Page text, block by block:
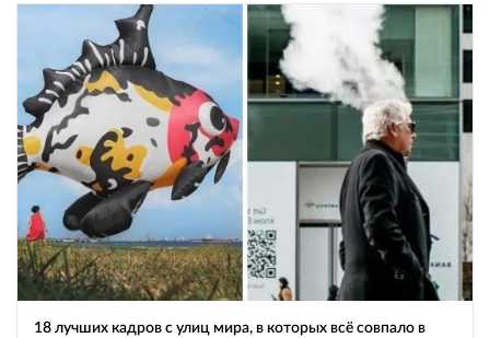
18 лучших кадров с улиц мира, в которых всё совпало в